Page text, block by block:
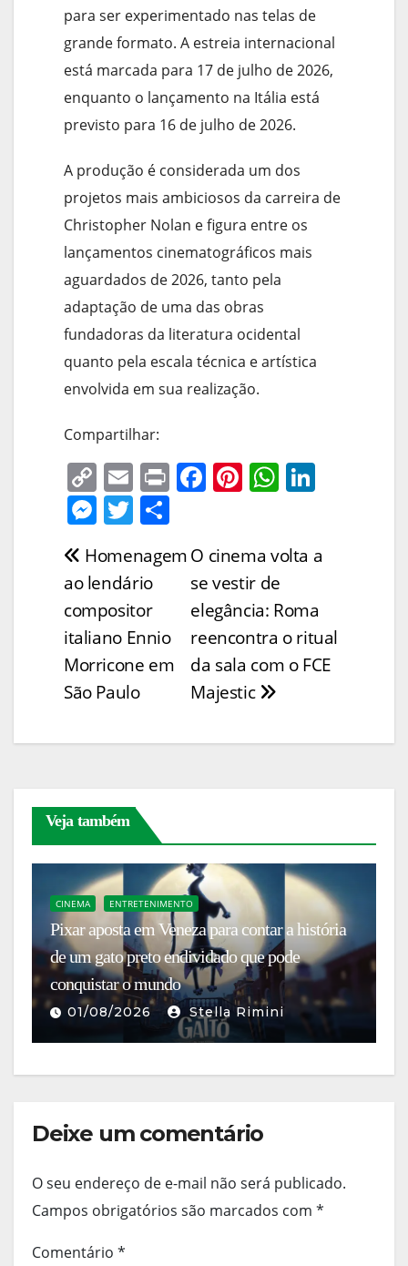
para ser experimentado nas telas de
grande formato. A estreia internacional
está marcada para 17 de julho de 2026,
enquanto o lançamento na Itália está
previsto para 16 de julho de 2026.
A produção é considerada um dos
projetos mais ambiciosos da carreira de
Christopher Nolan e figura entre os
lançamentos cinematográficos mais
aguardados de 2026, tanto pela
adaptação de uma das obras
fundadoras da literatura ocidental
quanto pela escala técnica e artística
envolvida em sua realização.
Compartilhar:
C
o
p
y
Li
n
k
E
m
ai
l
Pr F
e
b
o
o
k
Pi
e
st
W
s
A
p
p
e
n
M
ss
e
n
g
er
T
itt
er
ar
Navegação
de
Post
O cinema volta a
se vestir de
elegância: Roma
reencontra o ritual
da sala com o FCE
Majestic
Homenagem
ao lendário
compositor
italiano Ennio
Morricone em
São Paulo
Veja também
CINEMA ENTRETENIMENTO
Pixar aposta em Veneza para contar a história
de um gato preto endividado que pode
conquistar o mundo
01/08/2026 Stella Rimini
Deixe um comentário
O seu endereço de e-mail não será publicado.
Campos obrigatórios são marcados com *
Comentário *